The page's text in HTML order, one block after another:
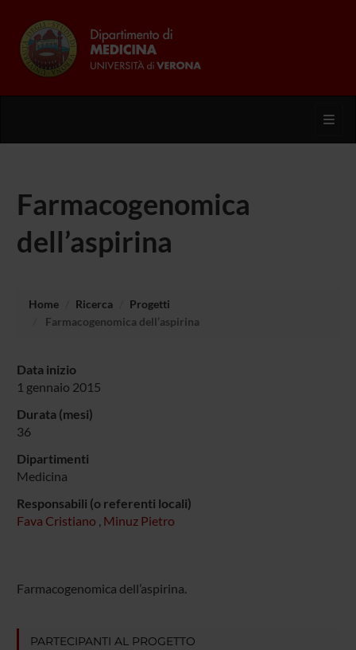
Farmacogenomica
dell’aspirina
Home Ricerca
Progetti
Farmacogenomica dell’aspirina
Data inizio
1 gennaio 2015
Durata (mesi)
36
Dipartimenti
Medicina
Responsabili (o referenti locali)
Fava Cristiano , Minuz Pietro
Farmacogenomica dell’aspirina.
PARTECIPANTI AL PROGETTO